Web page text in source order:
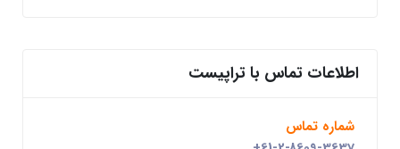
اطلاعات تماس با تراپیست
شماره تماس